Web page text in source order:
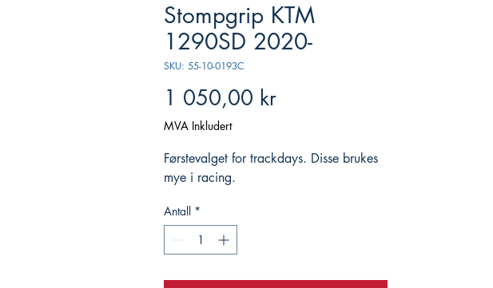
Stompgrip KTM
1290SD 2020-
SKU: 55-10-0193C
1 050,00 krPris
MVA Inkludert
Førstevalget for trackdays. Disse brukes
mye i racing.
Antall *